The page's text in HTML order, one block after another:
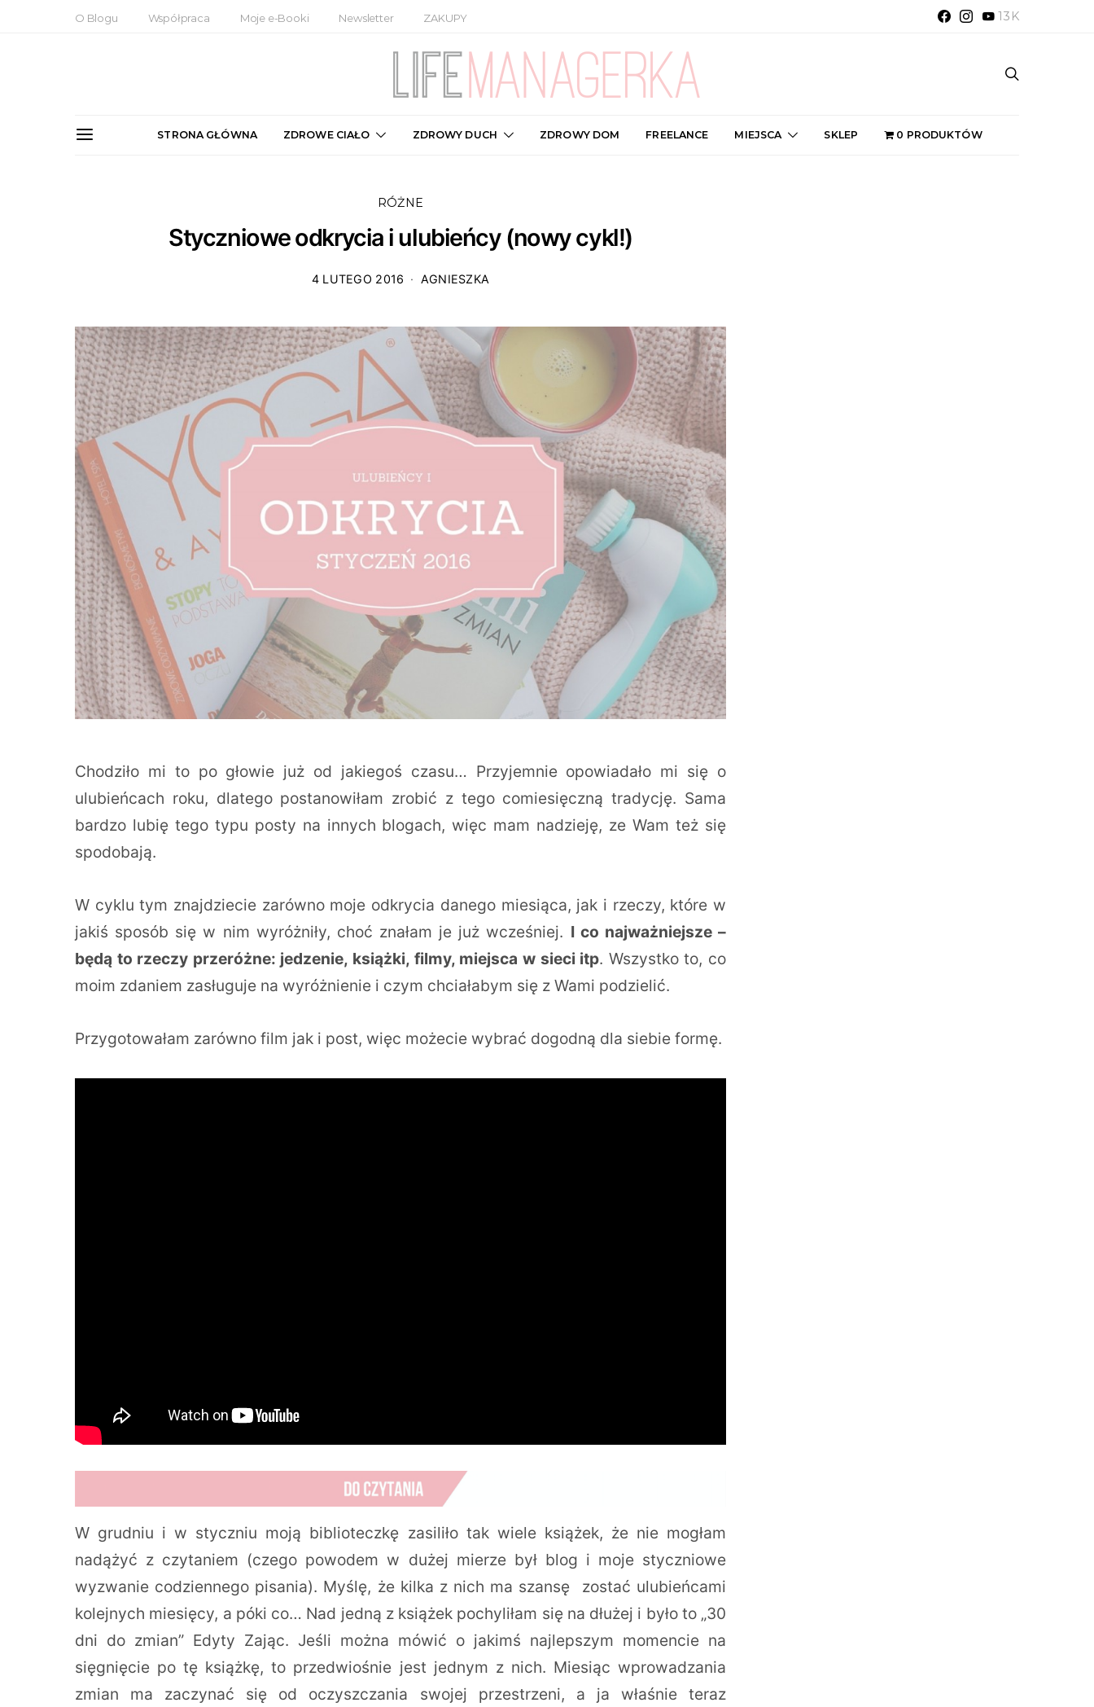
O Blogu Współpraca Moje e-Booki Newsletter ZAKUPY 13K
STRONA GŁÓWNA ZDROWE CIAŁO ZDROWY DUCH ZDROWY DOM FREELANCE MIEJSCA SKLEP 0 PRODUKTÓW
RÓŻNE
Styczniowe odkrycia i ulubieńcy (nowy cykl!)
4 LUTEGO 2016 AGNIESZKA
Chodziło mi to po głowie już od jakiegoś czasu… Przyjemnie opowiadało mi się o
ulubieńcach roku, dlatego postanowiłam zrobić z tego comiesięczną tradycję. Sama
bardzo lubię tego typu posty na innych blogach, więc mam nadzieję, ze Wam też się
spodobają.
W cyklu tym znajdziecie zarówno moje odkrycia danego miesiąca, jak i rzeczy, które w
jakiś sposób się w nim wyróżniły, choć znałam je już wcześniej. I co najważniejsze –
będą to rzeczy przeróżne: jedzenie, książki, filmy, miejsca w sieci itp. Wszystko to, co
moim zdaniem zasługuje na wyróżnienie i czym chciałabym się z Wami podzielić.
Przygotowałam zarówno film jak i post, więc możecie wybrać dogodną dla siebie formę.
W grudniu i w styczniu moją biblioteczkę zasiliło tak wiele książek, że nie mogłam
nadążyć z czytaniem (czego powodem w dużej mierze był blog i moje styczniowe
wyzwanie codziennego pisania). Myślę, że kilka z nich ma szansę zostać ulubieńcami
kolejnych miesięcy, a póki co… Nad jedną z książek pochyliłam się na dłużej i było to „30
dni do zmian” Edyty Zając. Jeśli można mówić o jakimś najlepszym momencie na
sięgnięcie po tę książkę, to przedwiośnie jest jednym z nich. Miesiąc wprowadzania
zmian ma zaczynać się od oczyszczania swojej przestrzeni, a ja właśnie teraz